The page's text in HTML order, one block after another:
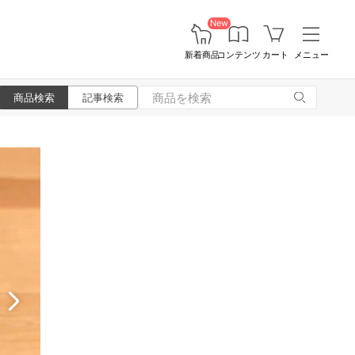
New
新着商品コンテンツ カート メニュー
商品検索 記事検索